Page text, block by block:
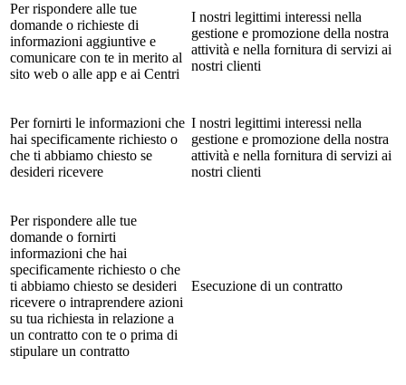
Per rispondere alle tue
domande o richieste di
informazioni aggiuntive e
comunicare con te in merito al
sito web o alle app e ai Centri
I nostri legittimi interessi nella
gestione e promozione della nostra
attività e nella fornitura di servizi ai
nostri clienti
Per fornirti le informazioni che
hai specificamente richiesto o
che ti abbiamo chiesto se
desideri ricevere
I nostri legittimi interessi nella
gestione e promozione della nostra
attività e nella fornitura di servizi ai
nostri clienti
Per rispondere alle tue
domande o fornirti
informazioni che hai
specificamente richiesto o che
ti abbiamo chiesto se desideri
ricevere o intraprendere azioni
su tua richiesta in relazione a
un contratto con te o prima di
stipulare un contratto
Esecuzione di un contratto